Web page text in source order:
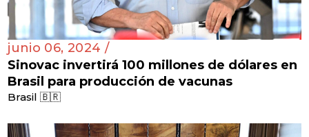
junio 06, 2024 /
Sinovac invertirá 100 millones de dólares en
Brasil para producción de vacunas
Brasil 🇧🇷